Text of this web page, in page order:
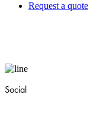
Request a quote
Social